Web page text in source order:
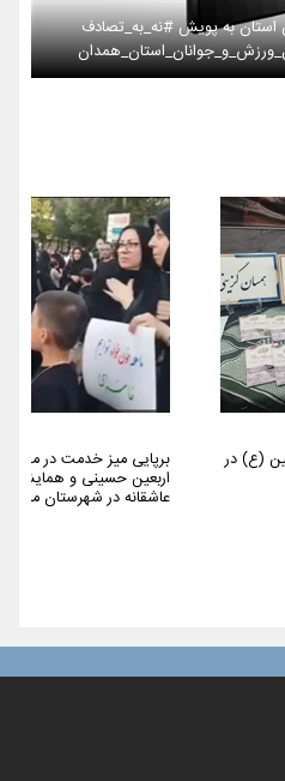
به پویش #نه_به_تصادف
(ع) در برپایی میز خدمت در مراسم
اربعین حسینی و همایش
عاشقانه در شهرستان ملایر